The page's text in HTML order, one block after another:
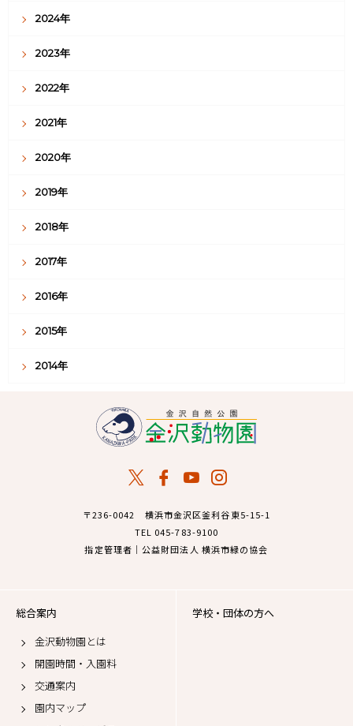
2024年
2023年
2022年
2021年
2020年
2019年
2018年
2017年
2016年
2015年
2014年
〒236-0042 横浜市金沢区釜利谷東5-15-1
TEL 045-783-9100
指定管理者｜公益財団法人 横浜市緑の協会
総合案内
金沢動物園とは
開園時間・入園料
交通案内
園内マップ
学校・団体の方へ